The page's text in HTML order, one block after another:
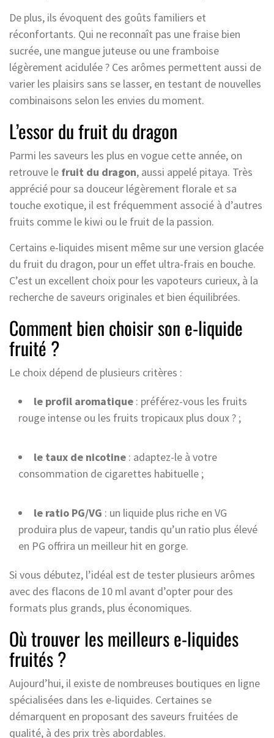
De plus, ils évoquent des goûts familiers et
réconfortants. Qui ne reconnaît pas une fraise bien
sucrée, une mangue juteuse ou une framboise
légèrement acidulée ? Ces arômes permettent aussi de
varier les plaisirs sans se lasser, en testant de nouvelles
combinaisons selon les envies du moment.
L’essor du fruit du dragon
Parmi les saveurs les plus en vogue cette année, on
retrouve le fruit du dragon, aussi appelé pitaya. Très
apprécié pour sa douceur légèrement florale et sa
touche exotique, il est fréquemment associé à d’autres
fruits comme le kiwi ou le fruit de la passion.
Certains e-liquides misent même sur une version glacée
du fruit du dragon, pour un effet ultra-frais en bouche.
C’est un excellent choix pour les vapoteurs curieux, à la
recherche de saveurs originales et bien équilibrées.
Comment bien choisir son e-liquide
fruité ?
Le choix dépend de plusieurs critères :
le profil aromatique : préférez-vous les fruits
rouge intense ou les fruits tropicaux plus doux ? ;
le taux de nicotine : adaptez-le à votre
consommation de cigarettes habituelle ;
le ratio PG/VG : un liquide plus riche en VG
produira plus de vapeur, tandis qu’un ratio plus élevé
en PG offrira un meilleur hit en gorge.
Si vous débutez, l’idéal est de tester plusieurs arômes
avec des flacons de 10 ml avant d’opter pour des
formats plus grands, plus économiques.
Où trouver les meilleurs e-liquides
fruités ?
Aujourd’hui, il existe de nombreuses boutiques en ligne
spécialisées dans les e-liquides. Certaines se
démarquent en proposant des saveurs fruitées de
qualité, à des prix très abordables.